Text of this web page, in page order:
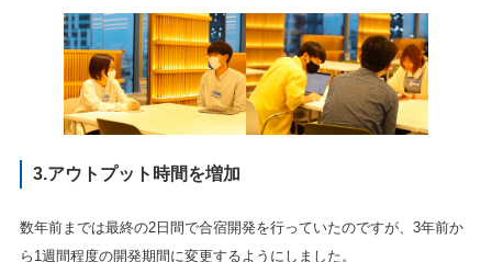
3.アウトプット時間を増加
数年前までは最終の2日間で合宿開発を行っていたのですが、3年前か
ら1週間程度の開発期間に変更するようにしました。